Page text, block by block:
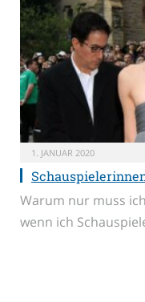
1. JANUAR 2020
Warum nur muss
wenn ich